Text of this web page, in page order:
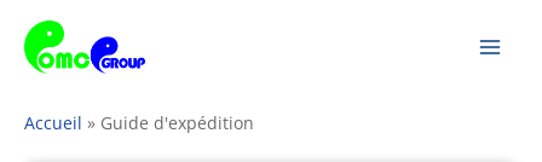
Passer
contenu
Accueil » Guide d'expédition